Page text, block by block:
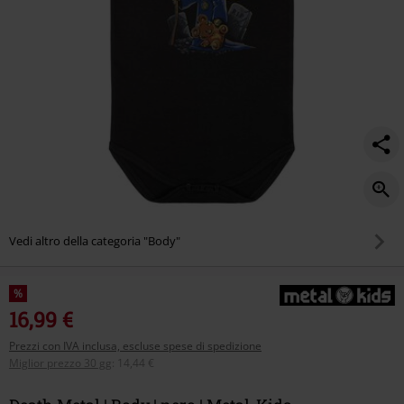
Vedi altro della categoria "Body"
%
16,99 €
Prezzi con IVA inclusa, escluse spese di spedizione
Miglior prezzo 30 gg
14,44 €